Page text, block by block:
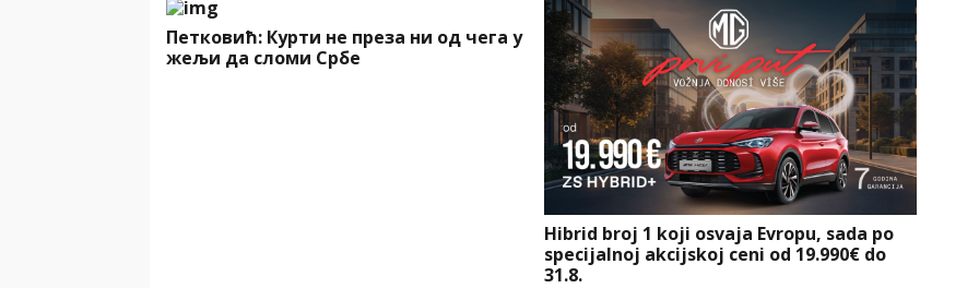
Петковић: Курти не преза ни од чега у
жељи да сломи Србе
Hibrid broj 1 koji osvaja Evropu, sada po
specijalnoj akcijskoj ceni od 19.990€ do
31.8.